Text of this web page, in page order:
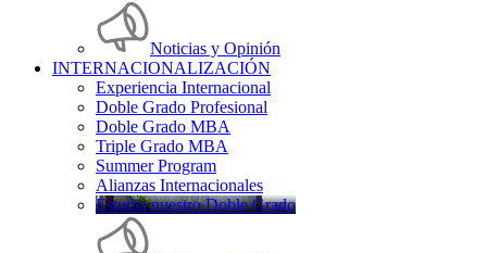
Noticias y Opinión
INTERNACIONALIZACIÓN
Experiencia Internacional
Doble Grado Profesional
Doble Grado MBA
Triple Grado MBA
Summer Program
Alianzas Internacionales
Estudia nuestro Doble Grado